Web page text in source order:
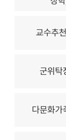
교수추
군위탁
다문화가